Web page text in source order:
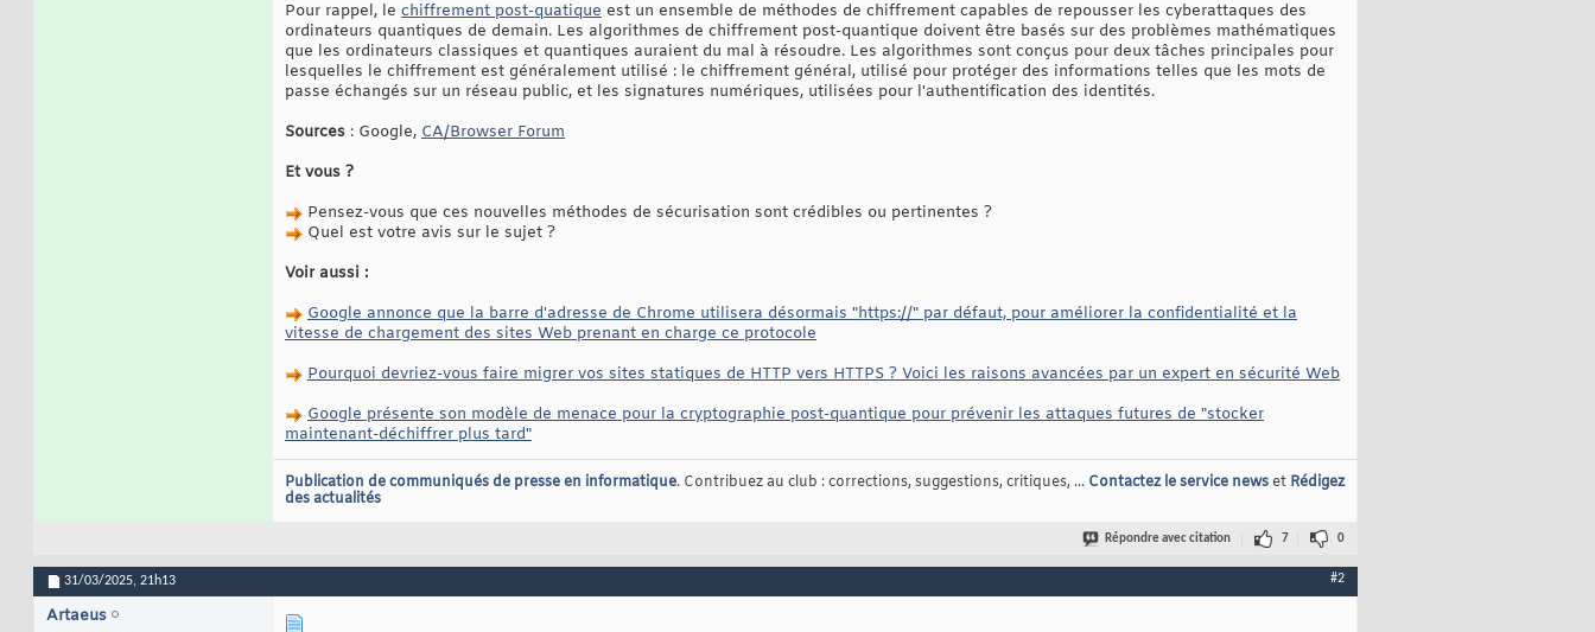
Pour rappel, le chiffrement post-quatique est un ensemble de méthodes de chiffrement capables de repousser les cyberattaques des
ordinateurs quantiques de demain. Les algorithmes de chiffrement post-quantique doivent être basés sur des problèmes mathématiques
que les ordinateurs classiques et quantiques auraient du mal à résoudre. Les algorithmes sont conçus pour deux tâches principales pour
lesquelles le chiffrement est généralement utilisé : le chiffrement général, utilisé pour protéger des informations telles que les mots de
passe échangés sur un réseau public, et les signatures numériques, utilisées pour l'authentification des identités.
Sources : Google, CA/Browser Forum
Et vous ?
Pensez-vous que ces nouvelles méthodes de sécurisation sont crédibles ou pertinentes ?
Quel est votre avis sur le sujet ?
Voir aussi :
Google annonce que la barre d'adresse de Chrome utilisera désormais "https://" par défaut, pour améliorer la confidentialité et la
vitesse de chargement des sites Web prenant en charge ce protocole
Pourquoi devriez-vous faire migrer vos sites statiques de HTTP vers HTTPS ? Voici les raisons avancées par un expert en sécurité Web
Google présente son modèle de menace pour la cryptographie post-quantique pour prévenir les attaques futures de "stocker
maintenant-déchiffrer plus tard"
Publication de communiqués de presse en informatique. Contribuez au club : corrections, suggestions, critiques, ... Contactez le service newset Rédigez
des actualités
Répondre avec citation 7 0
31/03/2025, 21h13 #2
Artaeus